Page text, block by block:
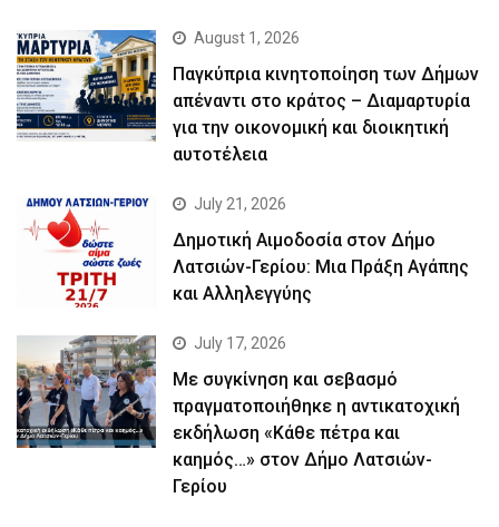
August 1, 2026
Παγκύπρια κινητοποίηση των Δήμων
απέναντι στο κράτος – Διαμαρτυρία
για την οικονομική και διοικητική
αυτοτέλεια
July 21, 2026
Δημοτική Αιμοδοσία στον Δήμο
Λατσιών-Γερίου: Μια Πράξη Αγάπης
και Αλληλεγγύης
July 17, 2026
Με συγκίνηση και σεβασμό
πραγματοποιήθηκε η αντικατοχική
εκδήλωση «Κάθε πέτρα και
καημός…» στον Δήμο Λατσιών-
Γερίου